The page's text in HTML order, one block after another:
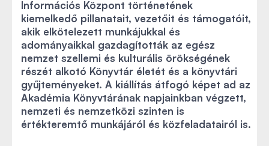
Információs Központ történetének
kiemelkedő pillanatait, vezetőit és támogatóit,
akik elkötelezett munkájukkal és
adományaikkal gazdagították az egész
nemzet szellemi és kulturális örökségének
részét alkotó Könyvtár életét és a könyvtári
gyűjteményeket. A kiállítás átfogó képet ad az
Akadémia Könyvtárának napjainkban végzett,
nemzeti és nemzetközi szinten is
értékteremtő munkájáról és közfeladatairól is.